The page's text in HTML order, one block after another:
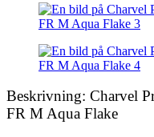
Beskrivning: Charvel
FR M Aqua Flake